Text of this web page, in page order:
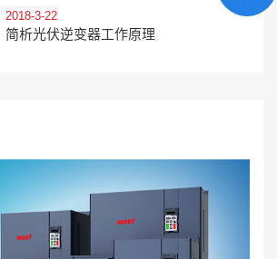
2018-3-22
简析光伏逆变器工作原理